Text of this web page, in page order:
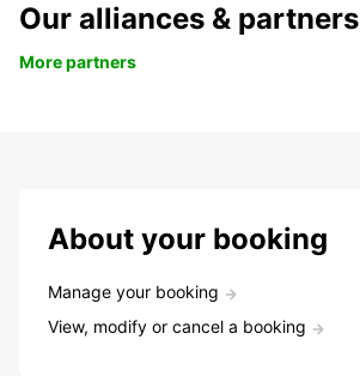
Our alliances & partners
More partners
About your booking
Manage your booking
View, modify or cancel a booking